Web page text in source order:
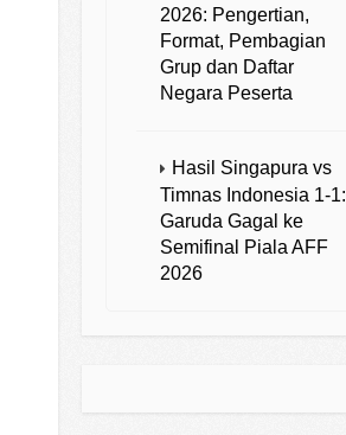
2026: Pengertian,
Format, Pembagian
Grup dan Daftar
Negara Peserta
Hasil Singapura vs
Timnas Indonesia 1-1:
Garuda Gagal ke
Semifinal Piala AFF
2026